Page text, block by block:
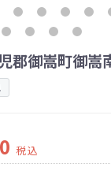
郡御嵩町御嵩
税込